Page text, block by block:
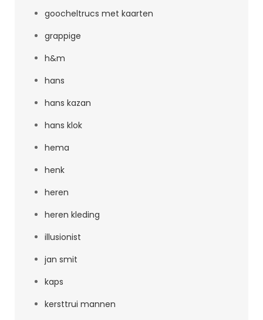
goocheltrucs met kaarten
grappige
h&m
hans
hans kazan
hans klok
hema
henk
heren
heren kleding
illusionist
jan smit
kaps
kersttrui mannen